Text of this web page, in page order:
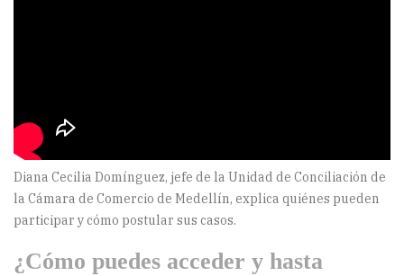
Diana Cecilia Domínguez, jefe de la Unidad de Conciliación de
la Cámara de Comercio de Medellín, explica quiénes pueden
participar y cómo postular sus casos.
¿Cómo puedes acceder y hasta